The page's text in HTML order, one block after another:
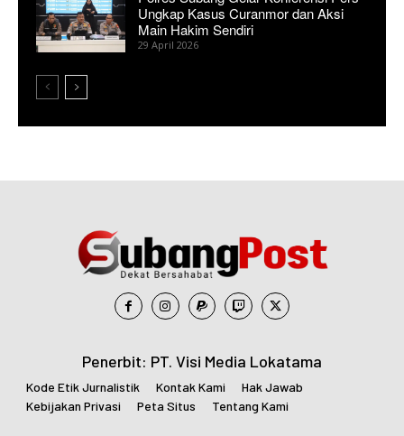
Ungkap Kasus Curanmor dan Aksi
Main Hakim Sendiri
29 April 2026
Penerbit: PT. Visi Media Lokatama
Kode Etik Jurnalistik Kontak Kami
Hak Jawab
Kebijakan Privasi
Peta Situs Tentang Kami